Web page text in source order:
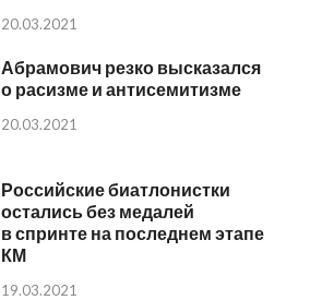
20.03.2021
Абрамович резко высказался
о расизме и антисемитизме
20.03.2021
Российские биатлонистки
остались без медалей
в спринте на последнем этапе
КМ
19.03.2021